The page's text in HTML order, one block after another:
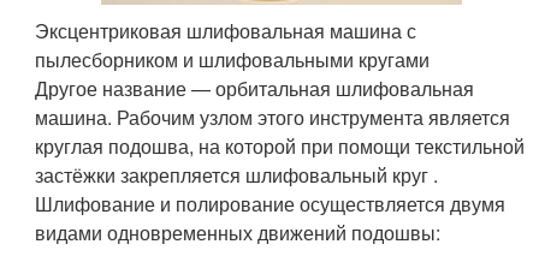
Эксцентриковая шлифовальная машина с
пылесборником и шлифовальными кругами
Другое название — орбитальная шлифовальная
машина. Рабочим узлом этого инструмента является
круглая подошва, на которой при помощи текстильной
застёжки закрепляется шлифовальный круг .
Шлифование и полирование осуществляется двумя
видами одновременных движений подошвы: